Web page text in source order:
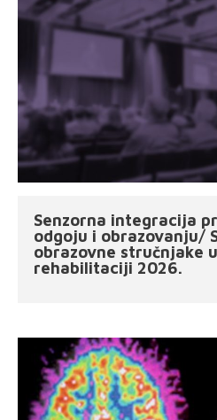
Senzorna integracija
odgoju i obrazovanju/
obrazovne stručnjake
rehabilitaciji 2026.